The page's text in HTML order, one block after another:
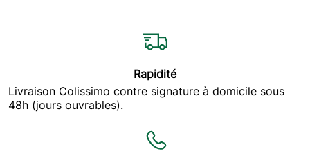
Rapidité
Livraison Colissimo contre signature à domicile sous
48h (jours ouvrables).